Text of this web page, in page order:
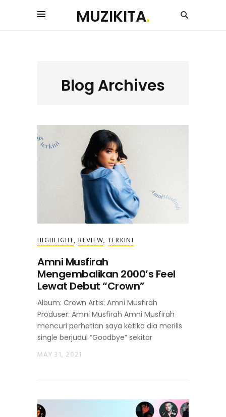
MUZIKITA.
Blog Archives
HIGHLIGHT,REVIEW, TERKINI
Amni Musfirah
Mengembalikan 2000’s Feel
Lewat Debut “Crown”
Album: Crown Artis: Amni Musfirah
Produser: Amni Musfirah Amni Musfirah
mencuri perhatian saya ketika dia merilis
single berjudul “Goodbye” sekitar
MAY 31, 2021